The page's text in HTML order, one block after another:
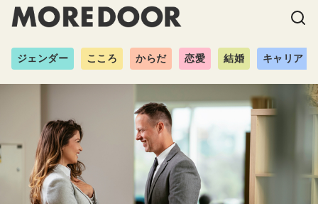
ジェンダー こころ からだ 恋愛 結婚 キャリア